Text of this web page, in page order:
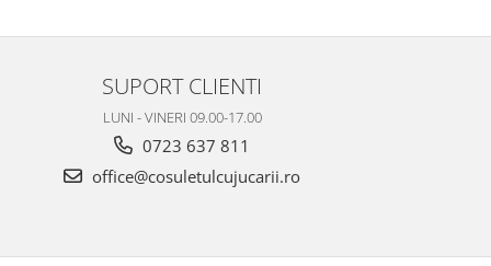
SUPORT CLIENTI
LUNI - VINERI 09.00-17.00
0723 637 811
office@cosuletulcujucarii.ro